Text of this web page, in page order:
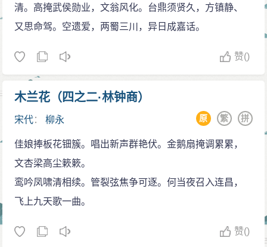
清。高掩武侯勋业，文翁风化。台鼎须贤久，方镇静、
又思命驾。空遗爱，两蜀三川，异日成嘉话。
赞()
木兰花（四之二·林钟商）
宋代：柳永 拼
繁
原
佳娘捧板花钿簇。唱出新声群艳伏。金鹅扇掩调累累，
文杏梁高尘簌簌。
鸾吟凤啸清相续。管裂弦焦争可逐。何当夜召入连昌，
飞上九天歌一曲。
赞()